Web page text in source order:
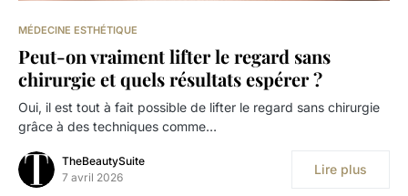
MÉDECINE ESTHÉTIQUE
Peut-on vraiment lifter le regard sans
chirurgie et quels résultats espérer ?
Oui, il est tout à fait possible de lifter le regard sans chirurgie
grâce à des techniques comme…
TheBeautySuite
7 avril 2026
Lire plus